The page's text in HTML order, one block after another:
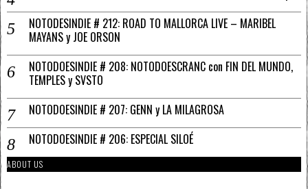
NOTODESINDIE # 212: ROAD TO MALLORCA LIVE – MARIBEL
MAYANS y JOE ORSON
NOTODOESINDIE # 208: NOTODOESCRANC con FIN DEL MUNDO,
TEMPLES y SVSTO
NOTODOESINDIE # 207: GENN y LA MILAGROSA
NOTODOESINDIE # 206: ESPECIAL SILOÉ
ABOUT US